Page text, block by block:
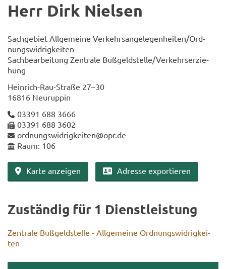
Herr Dirk Niel­sen
Sach­ge­biet All­ge­mei­ne Ver­kehrs­an­ge­le­gen­hei­ten/Ord­
nungs­wid­rig­kei­ten
Sach­be­ar­bei­tung Zen­tra­le Buß­geld­stel­le/Ver­kehrs­er­zie­
hung
Heinrich-​​Rau-​Straße 27–30
16816 Neu­rup­pin
03391 688 3666
03391 688 3602
ord­nungs­wid­rig­kei­ten@opr.de
Raum: 106
Karte an­zei­gen Adres­se ex­por­tie­ren
Zu­stän­dig für 1 Dienst­leis­tung
Zen­tra­le Buß­geld­stel­le - All­ge­mei­ne Ord­nungs­wid­rig­kei­
ten